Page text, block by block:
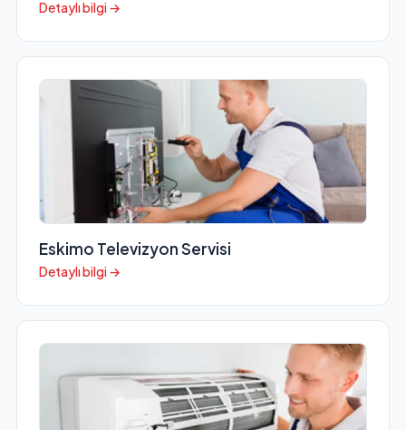
Detaylı bilgi →
Eskimo Televizyon Servisi
Detaylı bilgi →